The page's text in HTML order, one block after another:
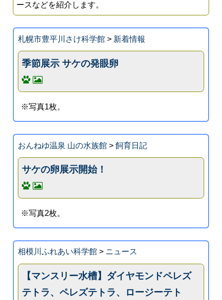
ースなどを紹介します。
札幌市豊平川さけ科学館> 新着情報
季節展示 サケの発眼卵
※写真1枚。
おんねゆ温泉 山の水族館> 飼育日記
サケの卵展示開始！
※写真2枚。
相模川ふれあい科学館> ニュース
【マンスリー水槽】ダイヤモンドペレズ
テトラ、ペレズテトラ、ロージーテト